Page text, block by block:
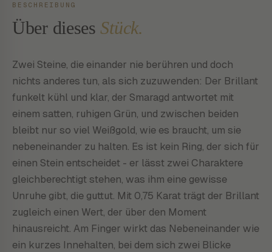
BESCHREIBUNG
Über dieses Stück.
Zwei Steine, die einander nie berühren und doch
nichts anderes tun, als sich zuzuwenden: Der Brillant
funkelt kühl und klar, der Smaragd antwortet mit
einem satten, ruhigen Grün, und zwischen beiden
bleibt nur so viel Weißgold, wie es braucht, um sie
nebeneinander zu halten. Es ist kein Ring, der sich für
einen Stein entscheidet - er lässt zwei Charaktere
gleichberechtigt stehen, was ihm eine gewisse
Unruhe gibt, die guttut. Mit 0,75 Karat trägt der Brillant
zugleich einen Wert, der über den Moment
hinausreicht. Am Finger wirkt das Nebeneinander wie
ein kurzes Innehalten, bei dem sich zwei Blicke